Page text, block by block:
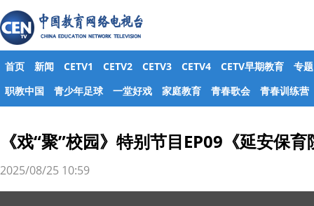
首页 新闻 CETV1 CETV2 CETV3 CETV4 CETV早期教育
专题
职教中国
青少年足球 一堂好戏 家庭教育 青春歌会 青春训练营
《戏“聚”校园》特别节目EP09《延安保育
2025/08/25 10:59